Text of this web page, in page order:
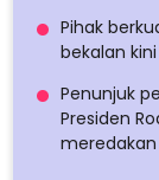
Pihak
bekalan
Penunjuk
Presiden